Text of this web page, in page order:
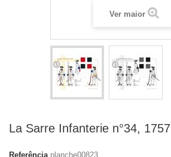
Ver maior
La Sarre Infanterie n°34, 1757
Referência planche00823